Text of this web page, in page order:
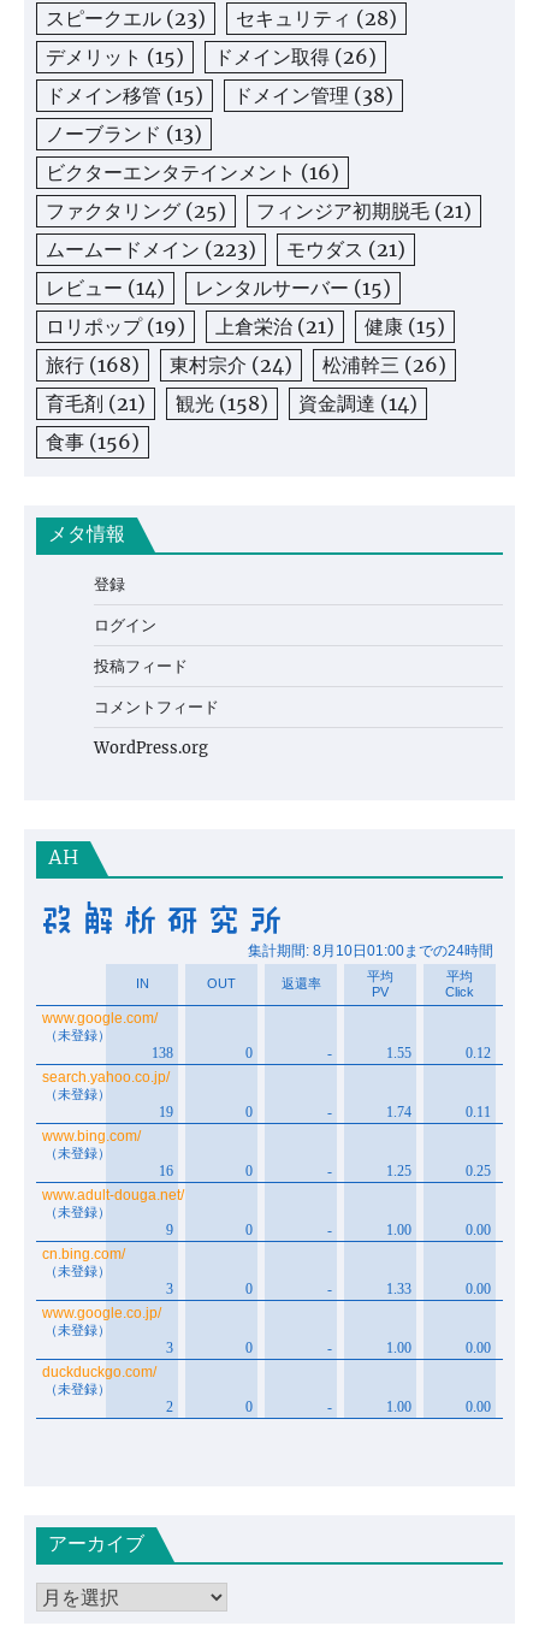
スピークエル (23) セキュリティ (28)
デメリット (15) ドメイン取得 (26)
ドメイン移管 (15) ドメイン管理 (38)
ノーブランド (13)
ビクターエンタテインメント (16)
ファクタリング (25) フィンジア初期脱毛 (21)
ムームードメイン (223) モウダス (21)
レビュー (14) レンタルサーバー (15)
ロリポップ(19) 上倉栄治 (21) 健康 (15)
旅行 (168) 東村宗介 (24) 松浦幹三 (26)
育毛剤 (21) 観光 (158) 資金調達 (14)
食事 (156)
メタ情報
登録
ログイン
投稿フィード
コメントフィード
WordPress.org
AH
アーカイブ
ア